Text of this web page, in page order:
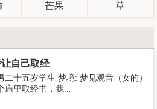
芒果 草
自己取经
二十五岁学生 梦境: 梦见观音（女的）
庙里取经书，我...